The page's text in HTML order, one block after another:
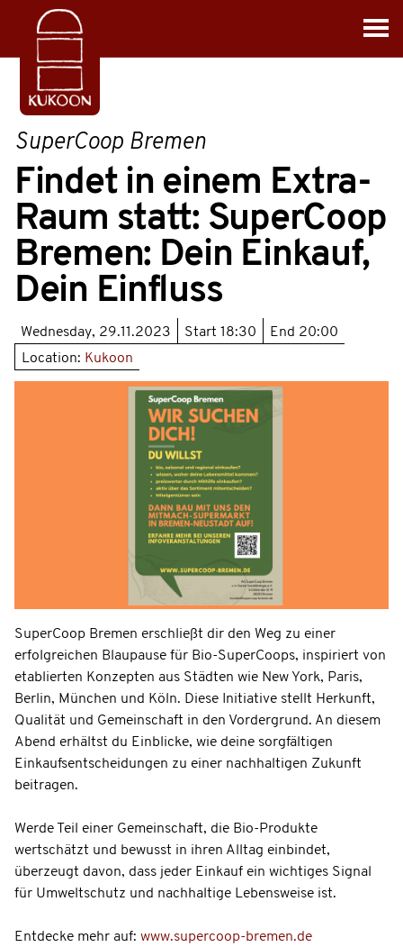
SuperCoop Bremen
Findet in einem Extra-
Raum statt: SuperCoop
Bremen: Dein Einkauf,
Dein Einfluss
Wednesday, 29.11.2023 Start 18:30 End 20:00
Location: Kukoon
SuperCoop Bremen erschließt dir den Weg zu einer
erfolgreichen Blaupause für Bio-SuperCoops, inspiriert von
etablierten Konzepten aus Städten wie New York, Paris,
Berlin, München und Köln. Diese Initiative stellt Herkunft,
Qualität und Gemeinschaft in den Vordergrund. An diesem
Abend erhältst du Einblicke, wie deine sorgfältigen
Einkaufsentscheidungen zu einer nachhaltigen Zukunft
beitragen.
Werde Teil einer Gemeinschaft, die Bio-Produkte
wertschätzt und bewusst in ihren Alltag einbindet,
überzeugt davon, dass jeder Einkauf ein wichtiges Signal
für Umweltschutz und nachhaltige Lebensweise ist.
Entdecke mehr auf: www.supercoop-bremen.de